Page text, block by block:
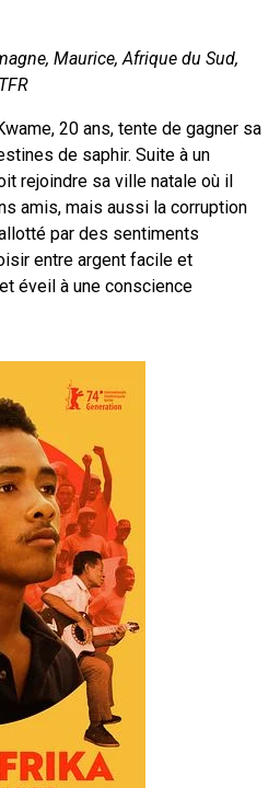
Maurice, Afrique du Sud,
20 ans, tente de gagner sa
de saphir. Suite à un
rejoindre sa ville natale où il
amis, mais aussi la corruption
par des sentiments
entre argent facile et
éveil à une conscience